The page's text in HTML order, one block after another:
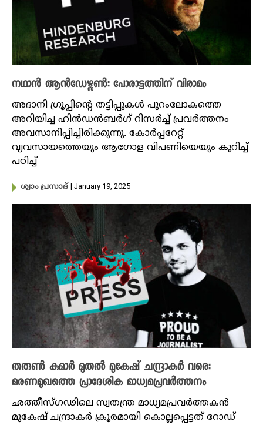
നഥാൻ ആൻഡേഴ്സൺ: പോരാട്ടത്തിന് വിരാമം
അദാനി ഗ്രൂപ്പിന്റെ തട്ടിപ്പുകൾ പുറംലോകത്തെ
അറിയിച്ച ഹിൻഡൻബർഗ് റിസർച്ച് പ്രവർത്തനം
അവസാനിപ്പിച്ചിരിക്കുന്നു. കോർപ്പറേറ്റ്
വ്യവസായത്തെയും ആഗോള വിപണിയെയും കുറിച്ച്
പഠിച്ച്
ശ്യാം പ്രസാദ് | January 19, 2025
തരുൺ കുമാർ മുതൽ മുകേഷ് ചന്ദ്രാകർ വരെ:
മരണമുഖത്തെ പ്രാദേശിക മാധ്യമപ്രവർത്തനം
ഛത്തീസ്ഗഢിലെ സ്വതന്ത്ര മാധ്യമപ്രവർത്തകൻ
മുകേഷ് ചന്ദ്രാകർ ക്രൂരമായി കൊല്ലപ്പെട്ടത് ‌റോഡ്